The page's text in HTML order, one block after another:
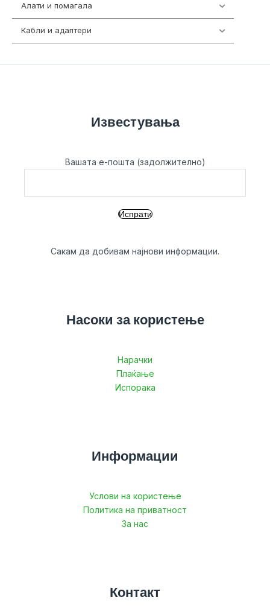
Алати и помагала
Кабли и адаптери
Известувања
Вашата е-пошта (задолжително)
Сакам да добивам најнови информации.
Насоки за користење
Нарачки
Плаќање
Испорака
Информации
Услови на користење
Политика на приватност
За нас
Контакт